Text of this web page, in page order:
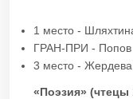
1 место -
ГРАН-ПРИ - Попов
3 место -
«Поэзия» (чтецы